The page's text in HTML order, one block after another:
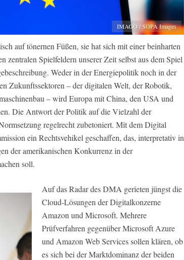
IMAGO / SOPA Images
auf tönernen Füßen, sie hat sich mit einer beinharten
zentralen Spielfeldern unserer Zeit selbst aus dem Spiel
Weder in der Energiepolitik noch in der
Zukunftssektoren – der digitalen Welt, der Robotik,
– wird Europa mit China, den USA und
Die Antwort der Politik auf die Vielzahl der
regelrecht zubetoniert. Mit dem Digital
ein Rechtsvehikel geschaffen, das, interpretativ in
der amerikanischen Konkurrenz in der
soll.
Auf das Radar des DMA gerieten jüngst die
Cloud-Lösungen der Digitalkonzerne
Amazon und Microsoft. Mehrere
Prüfverfahren gegenüber Microsoft Azure
und Amazon Web Services sollen klären, ob
es sich bei der Marktdominanz der beiden